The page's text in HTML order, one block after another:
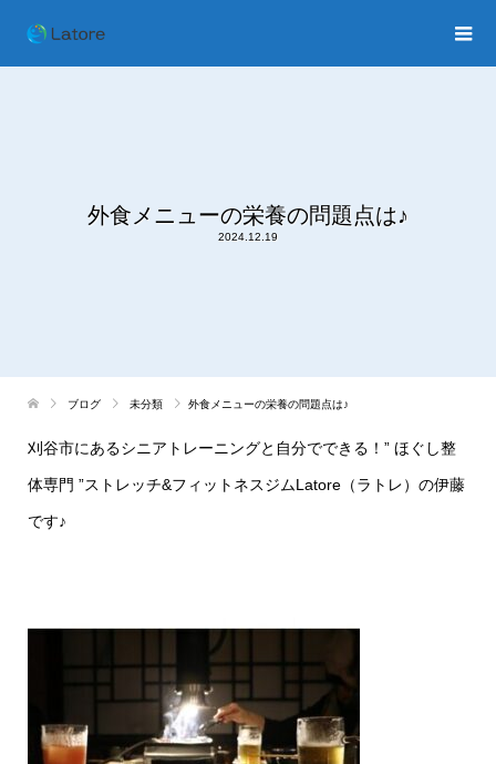
外食メニューの栄養の問題点は♪
2024.12.19
ブログ 未分類 外食メニューの栄養の問題点は♪
刈谷市にあるシニアトレーニングと自分でできる！” ほぐし整
体専門 ”ストレッチ&フィットネスジムLatore（ラトレ）の伊藤
です♪